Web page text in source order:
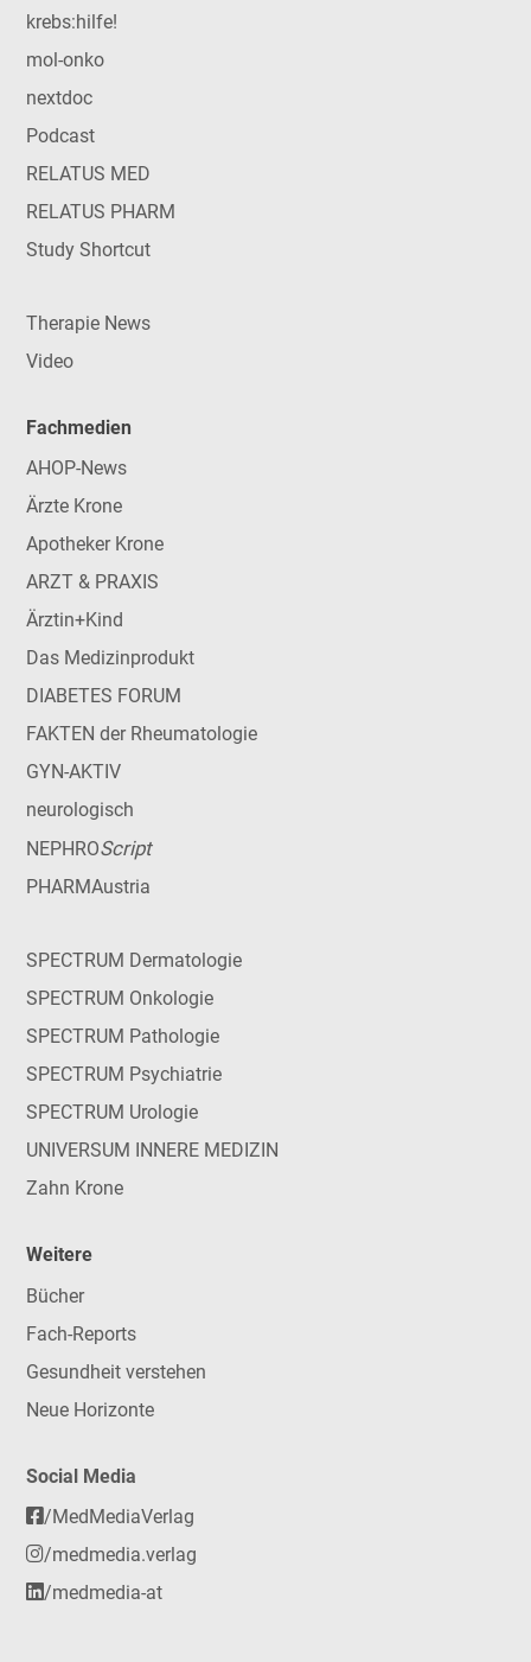
krebs:hilfe!
mol-onko
nextdoc
Podcast
RELATUS MED
RELATUS PHARM
Study Shortcut
Therapie News
Video
Fachmedien
AHOP-News
Ärzte Krone
Apotheker Krone
ARZT & PRAXIS
Ärztin+Kind
Das Medizinprodukt
DIABETES FORUM
FAKTEN der Rheumatologie
GYN-AKTIV
neurologisch
NEPHROScript
PHARMAustria
SPECTRUM Dermatologie
SPECTRUM Onkologie
SPECTRUM Pathologie
SPECTRUM Psychiatrie
SPECTRUM Urologie
UNIVERSUM INNERE MEDIZIN
Zahn Krone
Weitere
Bücher
Fach-Reports
Gesundheit verstehen
Neue Horizonte
Social Media
/MedMediaVerlag
/medmedia.verlag
/medmedia-at